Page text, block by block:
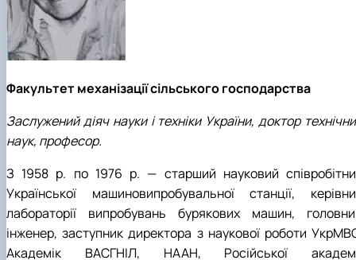
Факультет механізації сільського господарства
Заслужений діяч науки і техніки України, доктор
наук, професор.
З 1958 р. по 1976 р. — старший науковий
Української машиновипробувальної станції,
лабораторії випробувань бурякових машин,
інженер, заступник директора з наукової роботи
Академік ВАСГНІЛ, НААН, Російської